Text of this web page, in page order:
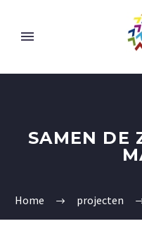
SAMEN DE
Home projecten